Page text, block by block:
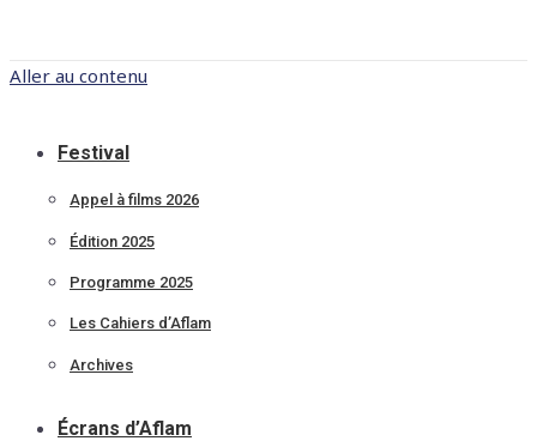
Aller au contenu
Festival
Appel à films 2026
Édition 2025
Programme 2025
Les Cahiers d’Aflam
Archives
Écrans d’Aflam